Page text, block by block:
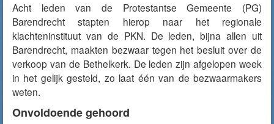
Acht leden van de Protestantse Gemeente (PG)
Barendrecht stapten hierop naar het regionale
klachteninstituut van de PKN. De leden, bijna allen uit
Barendrecht, maakten bezwaar tegen het besluit over de
verkoop van de Bethelkerk. De leden zijn afgelopen week
in het gelijk gesteld, zo laat één van de bezwaarmakers
weten.
Onvoldoende gehoord